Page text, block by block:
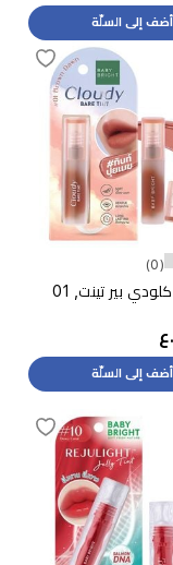
أضف إلى السلّة
(0)
بيبي برايت كلودي بير تينت, 01
أضف إلى السلّة